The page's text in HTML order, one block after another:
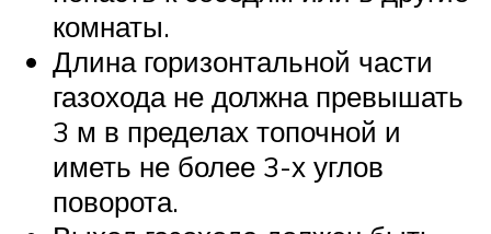
комнаты.
Длина горизонтальной части
газохода не должна превышать
3 м в пределах топочной и
иметь не более 3-х углов
поворота.